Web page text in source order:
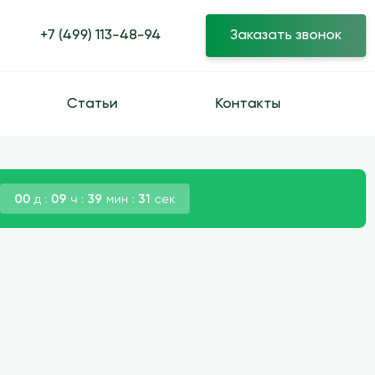
+7 (499) 113-48-94 Заказать звонок
Статьи Контакты
00д : 09 ч : 39 мин : 30 сек